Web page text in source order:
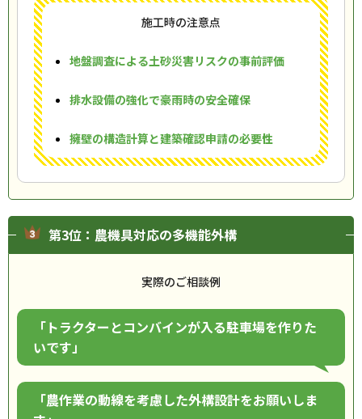
施工時の注意点
地盤調査による土砂災害リスクの事前評価
排水設備の強化で豪雨時の安全確保
擁壁の構造計算と建築確認申請の必要性
第3位：農機具対応の多機能外構
実際のご相談例
「トラクターとコンバインが入る駐車場を作りた
いです」
「農作業の動線を考慮した外構設計をお願いしま